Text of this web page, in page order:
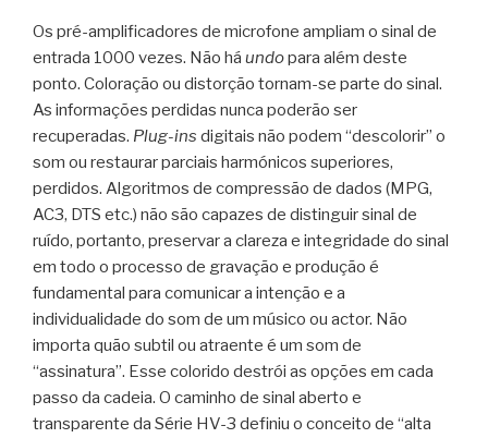
Os pré-amplificadores de microfone ampliam o sinal de
entrada 1000 vezes. Não há undopara além deste
ponto. Coloração ou distorção tornam-se parte do sinal.
As informações perdidas nunca poderão ser
recuperadas. Plug-ins digitais não podem “descolorir” o
som ou restaurar parciais harmónicos superiores,
perdidos. Algoritmos de compressão de dados (MPG,
AC3, DTS etc.) não são capazes de distinguir sinal de
ruído, portanto, preservar a clareza e integridade do sinal
em todo o processo de gravação e produção é
fundamental para comunicar a intenção e a
individualidade do som de um músico ou actor. Não
importa quão subtil ou atraente é um som de
“assinatura”. Esse colorido destrói as opções em cada
passo da cadeia. O caminho de sinal aberto e
transparente da Série HV-3 definiu o conceito de “alta